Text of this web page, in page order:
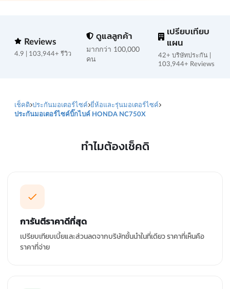
Reviews
4.9 | 103,944+ รีวิว
ดูแลลูกค้า
มากกว่า 100,000
คน
เปรียบเทียบ
แผน
42+ บริษัทประกัน |
103,944+ Reviews
เช็คดิ ประกันมอเตอร์ไซค์ ยี่ห้อและรุ่นมอเตอร์ไซค์
ประกันมอเตอร์ไซค์บิ๊กไบค์ HONDA NC750X
ทำไมต้องเช็คดิ
การันตีราคาดีที่สุด
เปรียบเทียบเบี้ยและส่วนลดจากบริษัทชั้นนำในที่เดียว ราคาที่เห็นคือ
ราคาที่จ่าย